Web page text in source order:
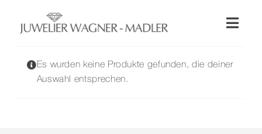
springen
Es wurden keine Produkte gefunden, die deiner
Auswahl entsprechen.